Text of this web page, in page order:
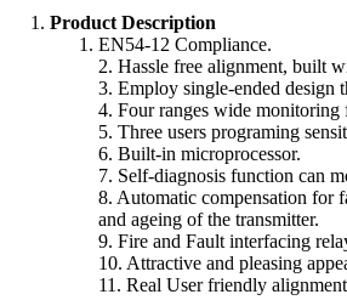
Product Description
EN54-12 Compliance.
2. Hassle free alignment, built
3. Employ single-ended design
4. Four ranges wide monitoring
5. Three users programing
6. Built-in microprocessor.
7. Self-diagnosis function can
8. Automatic compensation for
and ageing of the transmitter.
9. Fire and Fault interfacing
10. Attractive and pleasing
11. Real User friendly